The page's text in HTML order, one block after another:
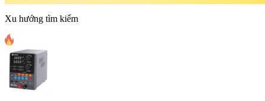
Xu hướng tìm kiếm